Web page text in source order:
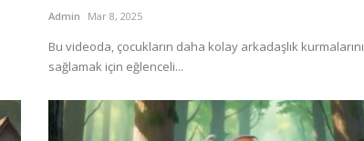
Admin Mar 8, 2025
Bu videoda, çocukların daha kolay arkadaşlık kurmalarını
sağlamak için eğlenceli...